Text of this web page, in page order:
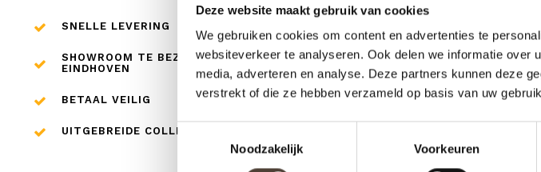
Deze website maakt gebruik van cookies
We gebruiken cookies om content en advertenties te
websiteverkeer te analyseren. Ook delen we informatie
media, adverteren en analyse. Deze partners kunnen deze
verstrekt of die ze hebben verzameld op basis van uw
Toestemmingsselectie
Noodzakelijk
Voorkeuren
SNELLE LEVERING
SHOWROOM TE BEZOEKEN IN
EINDHOVEN
BETAAL VEILIG
UITGEBREIDE COLLECTIE